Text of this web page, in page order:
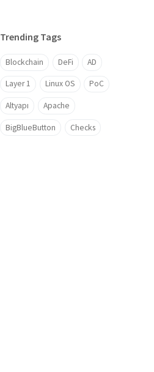
Trending Tags
Blockchain DeFi AD
Layer 1 Linux OS PoC
Altyapı Apache
BigBlueButton Checks